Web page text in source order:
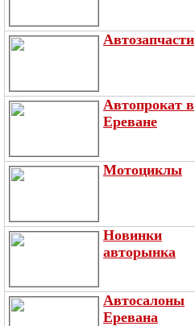
Автозапчасти
Автопрокат в
Ереване
Мотоциклы
Новинки
авторынка
Автосалоны
Еревана